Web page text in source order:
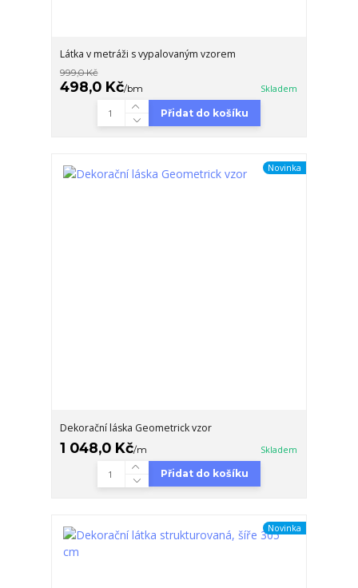
Látka v metráži s vypalovaným vzorem
999,0 Kč
498,0 Kč/bm Skladem
Přidat do košíku
Novinka
Dekorační láska Geometrick vzor
1 048,0 Kč/m Skladem
Přidat do košíku
Novinka